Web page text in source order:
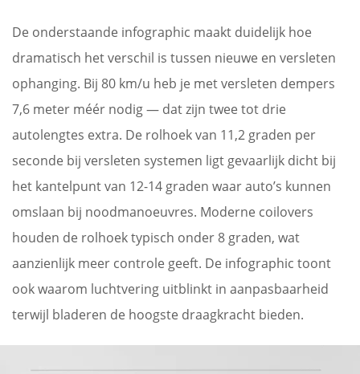
De onderstaande infographic maakt duidelijk hoe
dramatisch het verschil is tussen nieuwe en versleten
ophanging. Bij 80 km/u heb je met versleten dempers
7,6 meter méér nodig — dat zijn twee tot drie
autolengtes extra. De rolhoek van 11,2 graden per
seconde bij versleten systemen ligt gevaarlijk dicht bij
het kantelpunt van 12-14 graden waar auto’s kunnen
omslaan bij noodmanoeuvres. Moderne coilovers
houden de rolhoek typisch onder 8 graden, wat
aanzienlijk meer controle geeft. De infographic toont
ook waarom luchtvering uitblinkt in aanpasbaarheid
terwijl bladeren de hoogste draagkracht bieden.